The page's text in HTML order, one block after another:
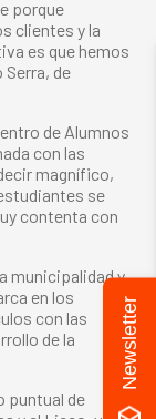
porque
clientes y la
es que hemos
de
de Alumnos
con las
magnífico,
se
contenta con
municipalidad y
en los
con las
de la
puntual de
Newsletter